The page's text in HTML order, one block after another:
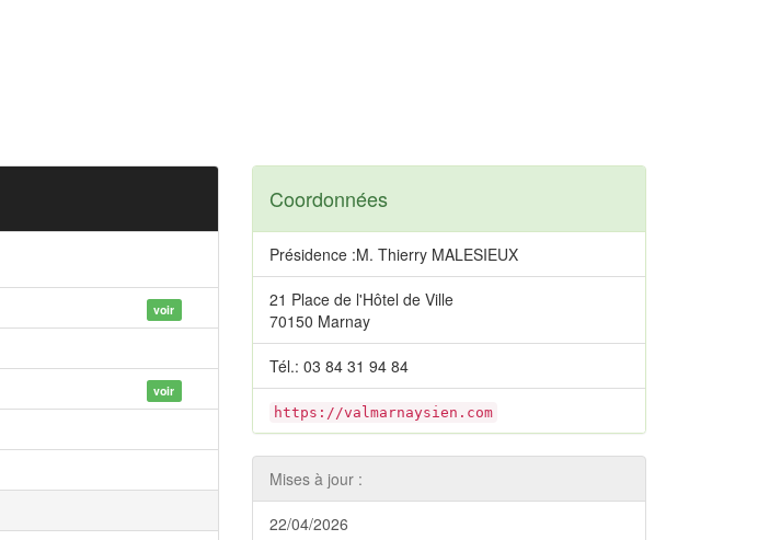
voir
voir
Coordonnées
Présidence :M. Thierry MALESIEUX
21 Place de l'Hôtel de Ville
70150 Marnay
Tél.: 03 84 31 94 84
https://valmarnaysien.com
Mises à jour :
22/04/2026